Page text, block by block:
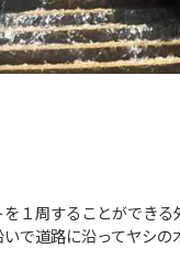
１周することができ
で道路に沿ってヤシの